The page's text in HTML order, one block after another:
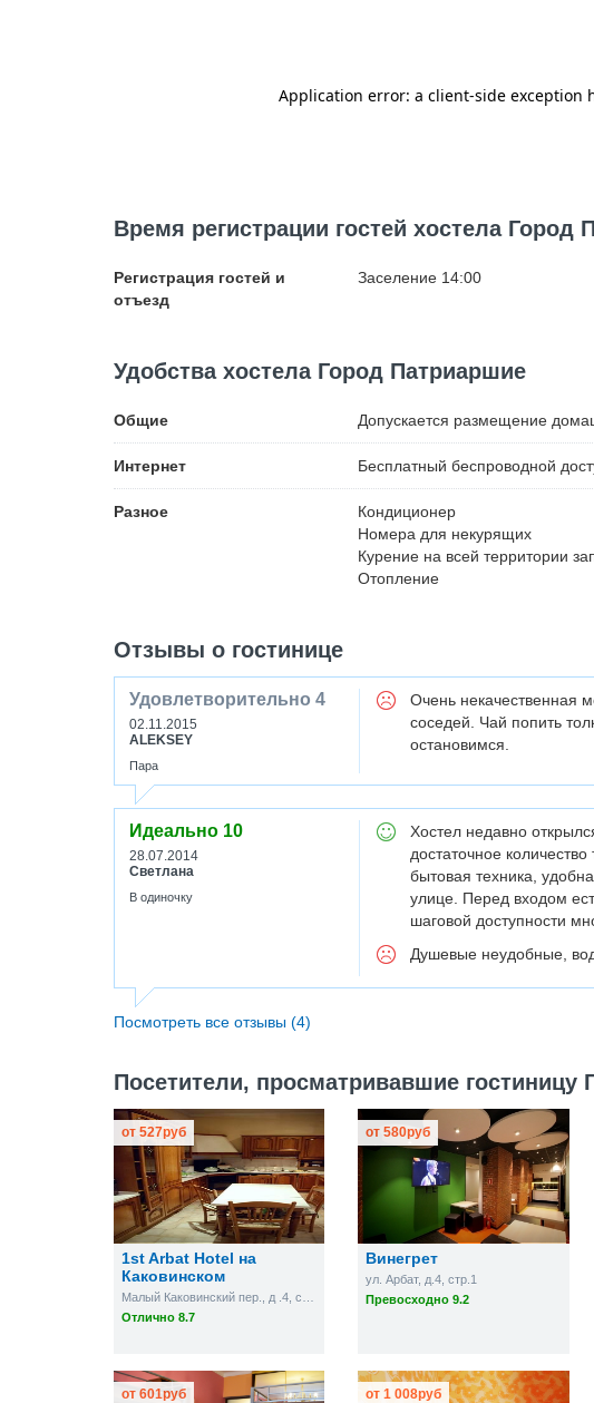
Время регистрации гостей хостела Город
Регистрация гостей и
отъезд
Заселение 14:00
Удобства хостела Город Патриаршие
Общие Допускается размещение
Интернет Бесплатный беспроводной
Разное
Кондиционер
Номера для некурящих
Курение на всей территории
Отопление
Отзывы о гостинице
Удовлетворительно 4
02.11.2015
ALEKSEY
Пара
Очень некачественная
соседей. Чай попить
остановимся.
Идеально 10
28.07.2014
Светлана
В одиночку
Хостел недавно
достаточное
бытовая техника,
улице. Перед входом
шаговой доступности
Душевые неудобные,
Посмотреть все отзывы (4)
Посетители, просматривавшие гостиницу
1st Arbat Hotel на
Каковинском
Отлично 8.7
от 527руб
Винегрет
ул. Арбат, д.4, стр.1
Превосходно 9.2
от580руб
от 601руб от1 008руб